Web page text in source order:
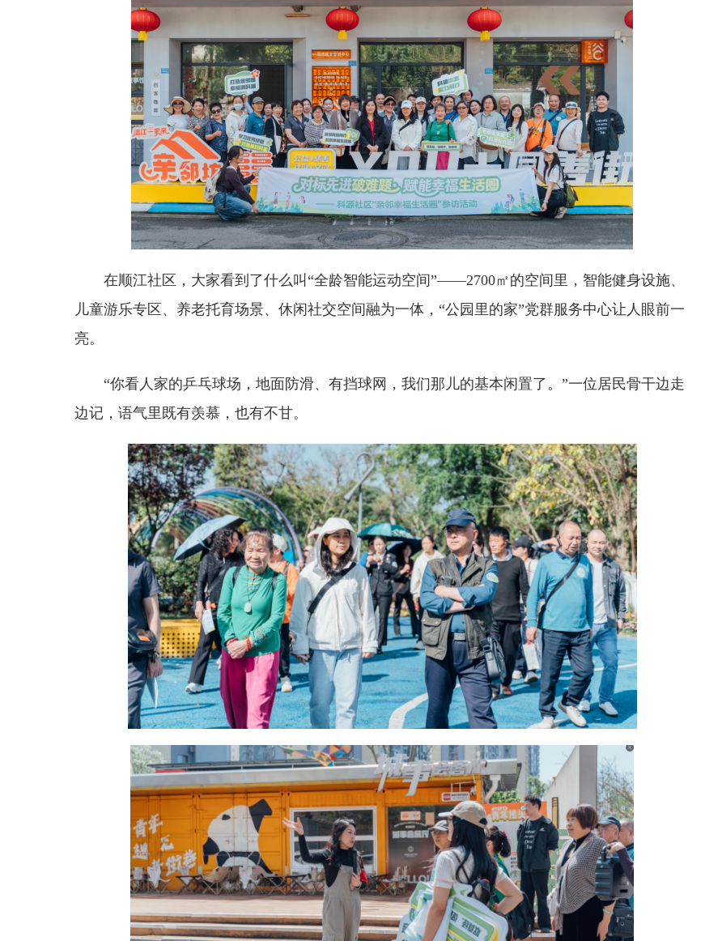
在顺江社区，大家看到了什么叫“全龄智能运动空间”——2700㎡的空间里，智能健身设施、
儿童游乐专区、养老托育场景、休闲社交空间融为一体，“公园里的家”党群服务中心让人眼前一
亮。
“你看人家的乒乓球场，地面防滑、有挡球网，我们那儿的基本闲置了。”一位居民骨干边走
边记，语气里既有羡慕，也有不甘。